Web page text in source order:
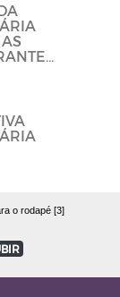
o rodapé [3]